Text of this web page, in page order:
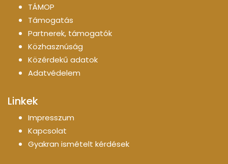
TÁMOP
Támogatás
Partnerek, támogatók
Közhasznúság
Közérdekű adatok
Adatvédelem
Linkek
Impresszum
Kapcsolat
Gyakran ismételt kérdések